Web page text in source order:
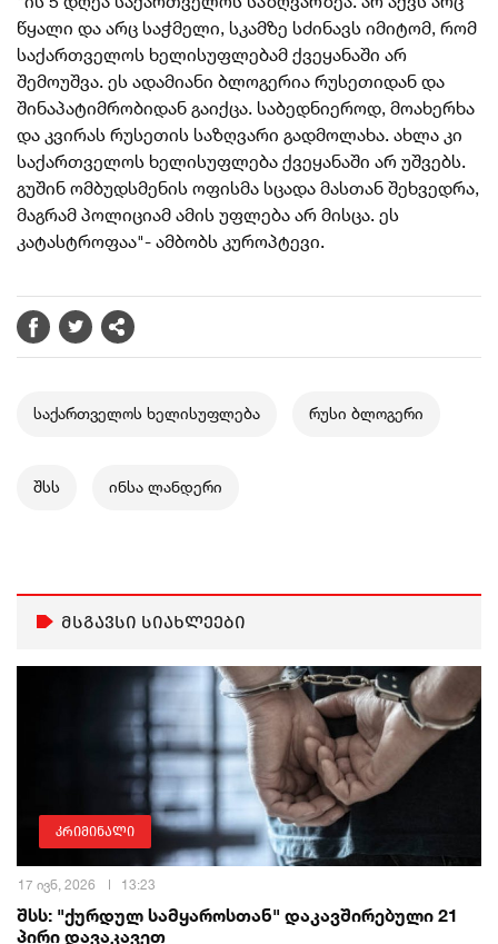
წყალი და არც საჭმელი, სკამზე სძინავს იმიტომ, რომ
საქართველოს ხელისუფლებამ ქვეყანაში არ
შემოუშვა. ეს ადამიანი ბლოგერია რუსეთიდან და
შინაპატიმრობიდან გაიქცა. საბედნიეროდ, მოახერხა
და კვირას რუსეთის საზღვარი გადმოლახა. ახლა კი
საქართველოს ხელისუფლება ქვეყანაში არ უშვებს.
გუშინ ომბუდსმენის ოფისმა სცადა მასთან შეხვედრა,
მაგრამ პოლიციამ ამის უფლება არ მისცა. ეს
კატასტროფაა"- ამბობს კუროპტევი.
საქართველოს ხელისუფლება რუსი ბლოგერი
შსს ინსა ლანდერი
მსგავსი სიახლეები
კრიმინალი
17 ივნ, 2026 13:23
შსს: "ქურდულ სამყაროსთან" დაკავშირებული 21
პირი დავაკავეთ